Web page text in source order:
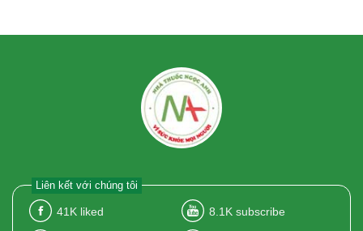
Liên kết với chúng tôi
41K liked 8.1K subscribe